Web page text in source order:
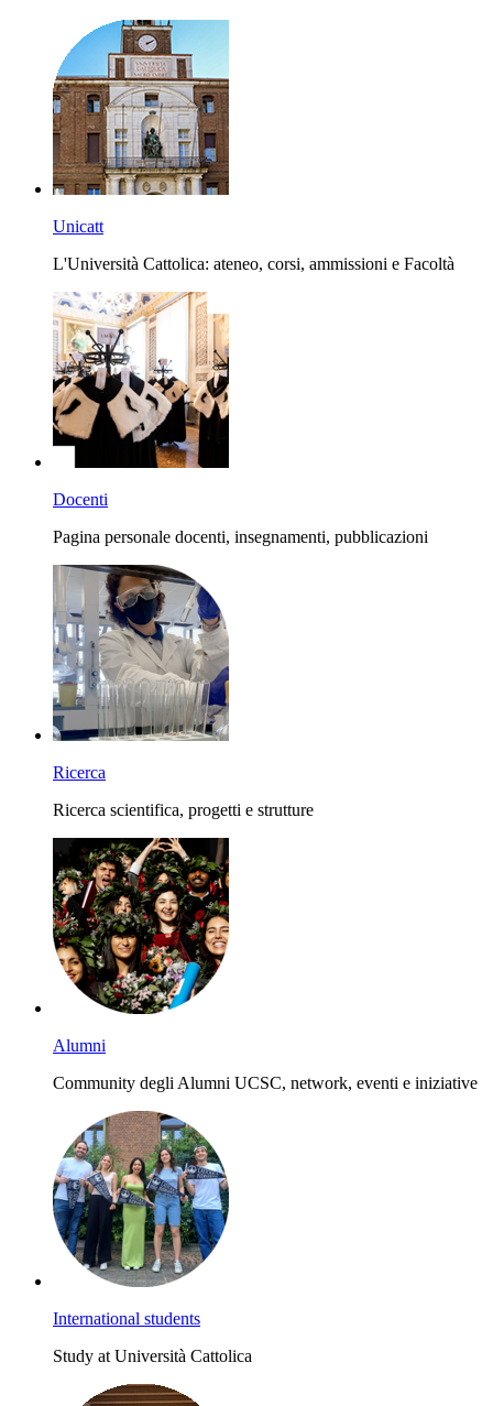
Unicatt
L'Università Cattolica: ateneo, corsi, ammissioni e Facoltà
Docenti
Pagina personale docenti, insegnamenti, pubblicazioni
Ricerca
Ricerca scientifica, progetti e strutture
Alumni
Community degli Alumni UCSC, network, eventi e iniziative
International students
Study at Università Cattolica